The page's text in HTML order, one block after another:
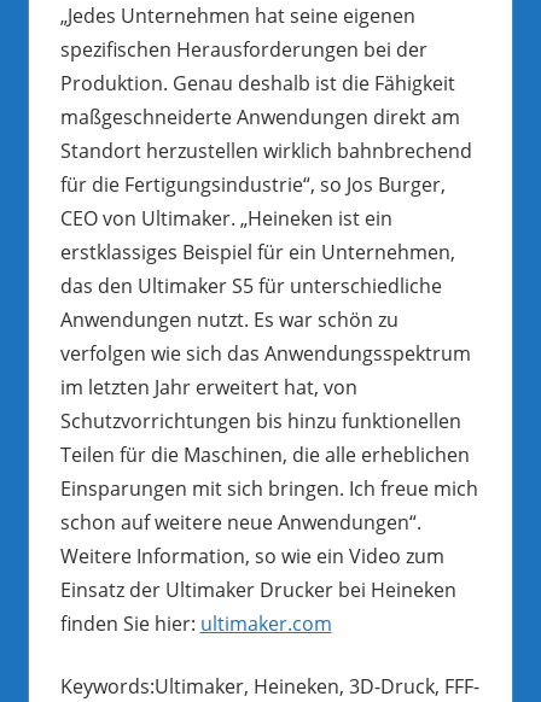
„Jedes Unternehmen hat seine eigenen
spezifischen Herausforderungen bei der
Produktion. Genau deshalb ist die Fähigkeit
maßgeschneiderte Anwendungen direkt am
Standort herzustellen wirklich bahnbrechend
für die Fertigungsindustrie“, so Jos Burger,
CEO von Ultimaker. „Heineken ist ein
erstklassiges Beispiel für ein Unternehmen,
das den Ultimaker S5 für unterschiedliche
Anwendungen nutzt. Es war schön zu
verfolgen wie sich das Anwendungsspektrum
im letzten Jahr erweitert hat, von
Schutzvorrichtungen bis hinzu funktionellen
Teilen für die Maschinen, die alle erheblichen
Einsparungen mit sich bringen. Ich freue mich
schon auf weitere neue Anwendungen“.
Weitere Information, so wie ein Video zum
Einsatz der Ultimaker Drucker bei Heineken
finden Sie hier: ultimaker.com
Keywords:Ultimaker, Heineken, 3D-Druck, FFF-